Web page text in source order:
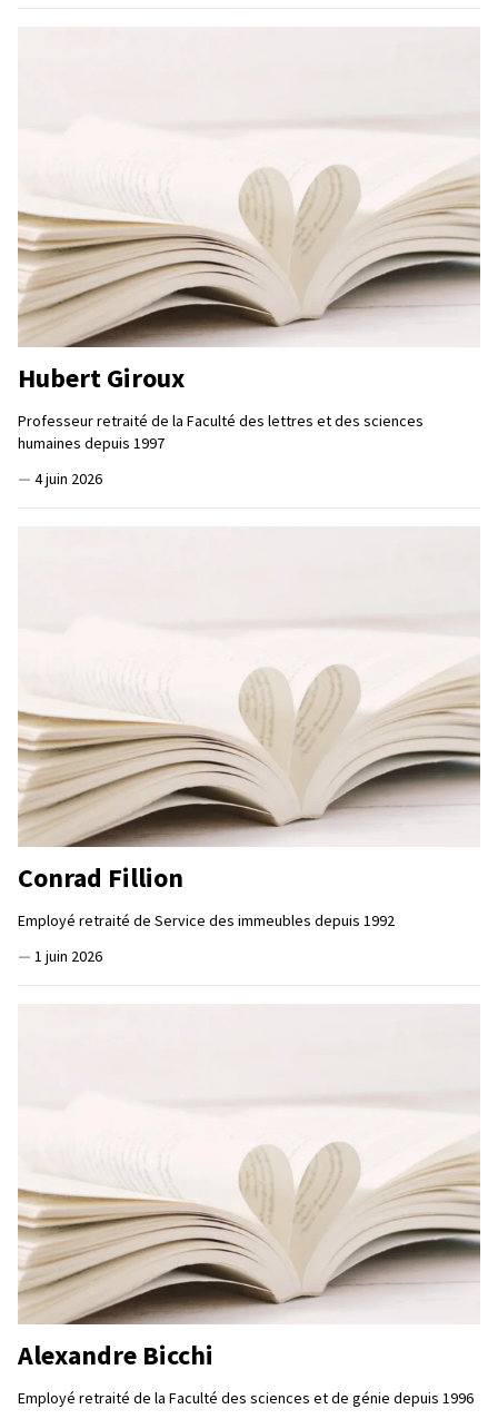
Hubert Giroux
Professeur retraité de la Faculté des lettres et des sciences
humaines depuis 1997
— 4 juin 2026
Conrad Fillion
Employé retraité de Service des immeubles depuis 1992
— 1 juin 2026
Alexandre Bicchi
Employé retraité de la Faculté des sciences et de génie depuis 1996